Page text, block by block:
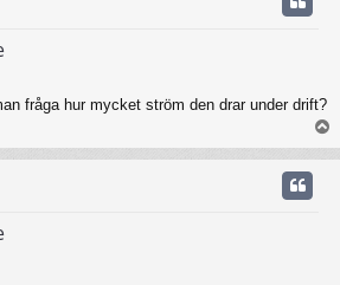
fråga hur mycket ström den drar under drift?
p
p